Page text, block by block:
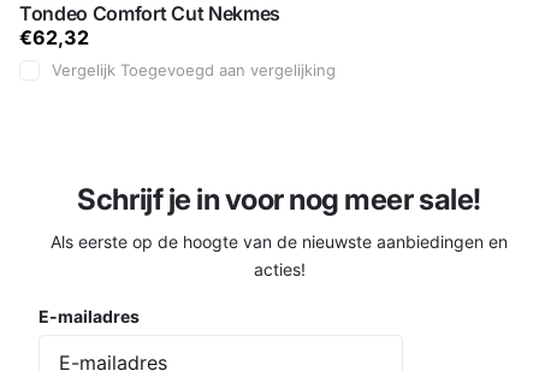
Tondeo Comfort Cut Nekmes
€62,32
Vergelijk Toegevoegd aan vergelijking
Schrijf je in voor nog meer sale!
Als eerste op de hoogte van de nieuwste aanbiedingen en
acties!
E-mailadres